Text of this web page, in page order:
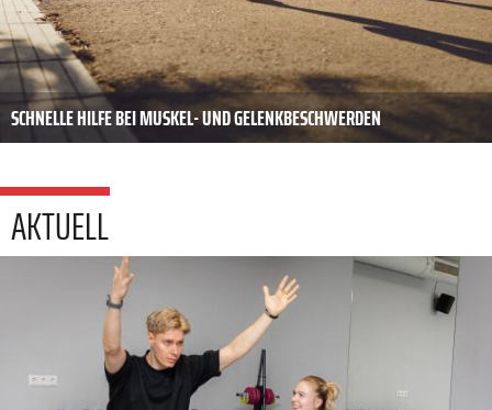
SCHNELLE HILFE BEI MUSKEL- UND GELENKBESCHWERDEN
AKTUELL